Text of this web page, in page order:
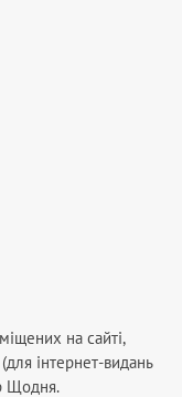
на сайті,
інтернет-видань
Щодня.